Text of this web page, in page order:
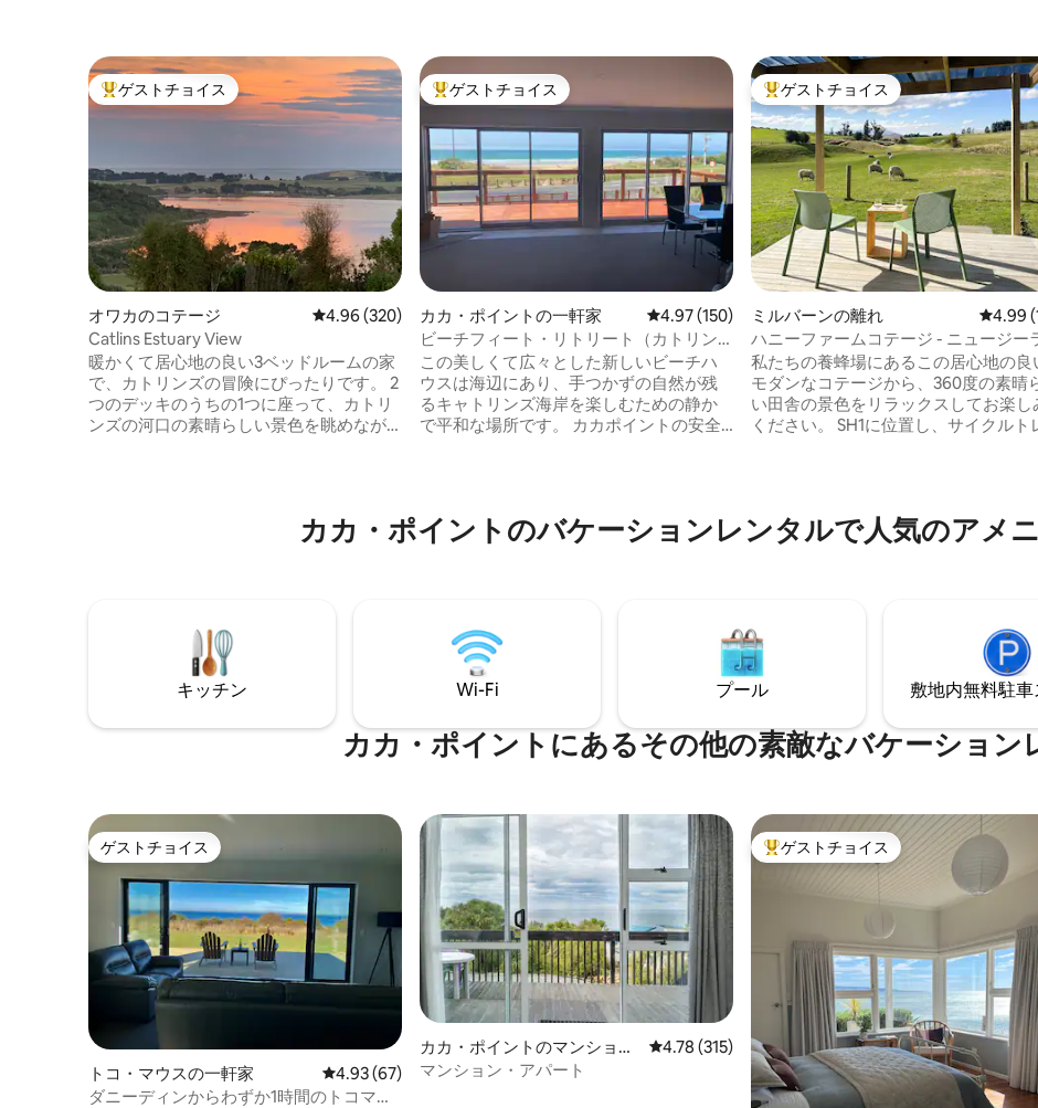
大好評のゲストチョイスです。
ゲストチョイス
オワカのコテージ レビュー320件、5つ星中4.96つ星の平均評価
4.96 (320)
Catlins Estuary View
暖かくて居心地の良い3ベッドルームの家
で、カトリンズの冒険にぴったりです。 2
つのデッキのうちの1つに座って、カトリ
ンズの河口の素晴らしい景色を眺めなが
Lighthouse - 30分 Purakanuiの滝- 15 分
大好評のゲストチョイスです。
ゲストチョイス
カカ・ポイントの一軒家 レビュー150件、5つ星中4.97つ星の平均評価
4.97 (150)
ビーチフィート・リトリート（カトリン
ズ海岸、カカポイント）
この美しくて広々とした新しいビーチハ
ウスは海辺にあり、手つかずの自然が残
るキャトリンズ海岸を楽しむための静か
で平和な場所です。 カカポイントの安全
す。 ナゲットポイントを探索し、岩場で
日光浴をしている壮大なアシカを見つけ
内に地元のブッシュウォークがありま
大好評のゲストチョイスです。
ゲストチョイス
ミルバーンの離れ レビュ
4.99
ハニーファームコテージ - ニュージー
ド、オタゴ
私たちの養蜂場にあるこの居心地の良
モダンなコテージから、360度の素晴
い田舎の景色をリラックスしてお楽し
ください。 SH1に位置し、サイクルトレイ
りますので、ご自身でお料理を作るこ
もできますし、他のいくつかの食事の
ネンタルブレックファストも含まれてい
ます。
カカ・ポイントのバケーションレンタルで人気のアメ
キッチン Wi-Fi プール 敷地内無料駐⁠車
カカ・ポイントにあるその他の素敵なバケーション
ゲストチョイス
ゲストチョイス
トコ・マウスの一軒家 レビュー67件、5つ星中4.93つ星の平均評価
4.93 (67)
ダニーディンからわずか1時間のトコマウ
カカ・ポイントのマンショ
ン・アパート
レビュー315件、5つ星中4.78つ星の平均評価
4.78 (315)
マンション・アパート
大好評のゲストチョイスです。
ゲストチョイス